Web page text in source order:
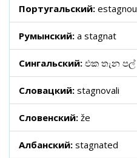
Португальский: estagnou
Румынский: a stagnat
Сингальский: එක තැන පල්
Словацкий: stagnovali
Словенский: že
Албанский: stagnated